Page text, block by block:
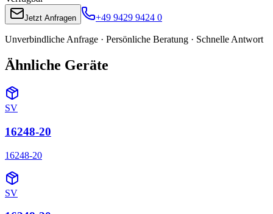
Jetzt Anfragen +49 9429 9424 0
Unverbindliche Anfrage · Persönliche Beratung · Schnelle Antwort
Ähnliche Geräte
SV
16248-20
16248-20
SV